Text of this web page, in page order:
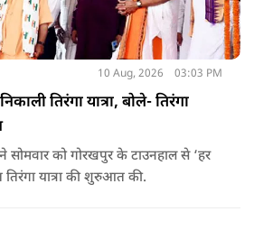
10 Aug, 2026 03:03 PM
तिरंगा यात्रा, बोले- तिरंगा
सोमवार को गोरखपुर के टाउनहाल से ‘हर
यात्रा की शुरुआत की.